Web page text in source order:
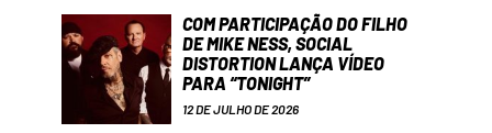
COM PARTICIPAÇÃO DO FILHO
DE MIKE NESS, SOCIAL
DISTORTION LANÇA VÍDEO
PARA “TONIGHT”
12 DE JULHO DE 2026